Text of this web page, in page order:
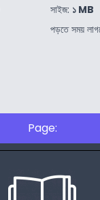
সাইজ: ১ MB
পড়তে সময়
Page: